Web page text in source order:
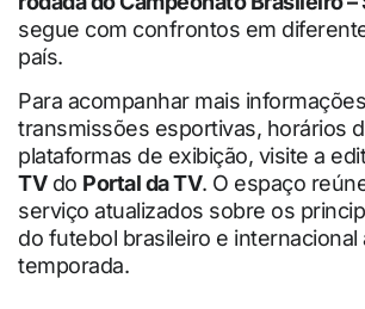
segue com confrontos em
país.
Para acompanhar mais
transmissões esportivas, horários
plataformas de exibição, visite a
TVdo Portal da TV. O espaço
serviço atualizados sobre os
do futebol brasileiro e internacional
temporada.